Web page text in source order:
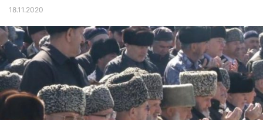
18.11.2020